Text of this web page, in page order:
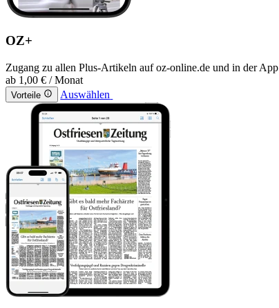
OZ+
Zugang zu allen Plus-Artikeln auf oz-online.de und in der App
ab 1,00 € / Monat
Vorteile Auswählen